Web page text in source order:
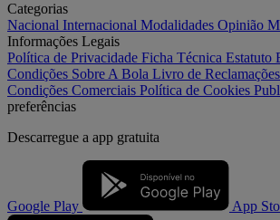
Categorias
Nacional Internacional Modalidades Opinião
Informações Legais
Política de Privacidade Ficha Técnica Estatuto
Condições Sobre A Bola Livro de Reclamações
Condições Comerciais Política de Cookies
preferências
Descarregue a app gratuita
Google Play App